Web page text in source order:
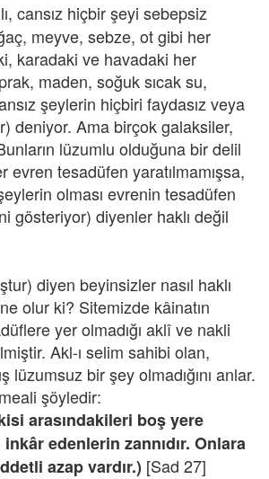
cansız hiçbir şeyi sebepsiz
meyve, sebze, ot gibi her
karadaki ve havadaki her
maden, soğuk sıcak su,
şeylerin hiçbiri faydasız veya
deniyor. Ama birçok galaksiler,
lüzumlu olduğuna bir delil
evren tesadüfen yaratılmamışsa,
olması evrenin tesadüfen
gösteriyor) diyenler haklı değil
diyen beyinsizler nasıl haklı
olur ki? Sitemizde kâinatın
yer olmadığı aklî ve nakli
Akl-ı selim sahibi olan,
lüzumsuz bir şey olmadığını anlar.
şöyledir:
arasındakileri boş yere
edenlerin zannıdır. Onlara
azap vardır.) [Sad 27]